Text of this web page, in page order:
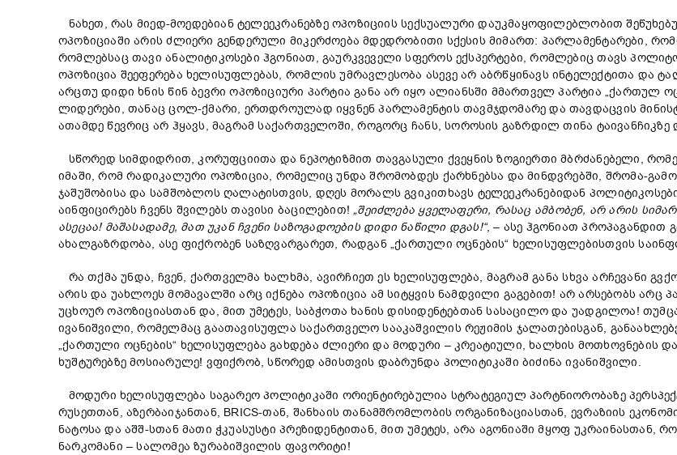
ნახეთ, რას მიედ-მოედებიან ტელეეკრანებზე ოპოზიციის სექსუალური დაუკმაყოფილებლობით
ოპოზიციაში არის ძლიერი გენდერული მიკერძოება მდედრობითი სქესის მიმართ: პარლამენტარები,
რომლებსაც თავი ანალიტიკოსები ჰგონიათ, გაურკვეველი სფეროს ექსპერტები, რომლებიც თავს
ოპოზიცია შეეფერება ხელისუფლებას, რომლის უმრავლესობა ასევე არ აბრწყინავს ინტელექტითა და
არცთუ დიდი ხნის წინ ბევრი ოპოზიციური პარტია განა არ იყო ალიანსში მმართველ პარტია „ქართულ
ლიდერები, თანაც ცოლ-ქმარი, ერთდროულად იყვნენ პარლამენტის თავმჯდომარე და თავდაცვის
ათამდე წევრიც არ ჰყავს, მაგრამ საქართველოში, როგორც ჩანს, სოროსის გაზრდილ თინა
სწორედ სიმდიდრით, კორუფციითა და ნეპოტიზმით თავგასული ქვეყნის ზოგიერთი მბრძანებელი,
იმაში, რომ რადიკალური ოპოზიცია, რომელიც უნდა შრომობდეს ქარხნებსა და მინდვრებში, შრომა-
ჯაშუშობისა და სამშობლოს ღალატისთვის, დღეს მორალს გვიკითხავს ტელეეკრანებიდან
აინფიცირებს ჩვენს შვილებს თავისი ბაცილებით!„შეიძლება ყველაფერი, რასაც ამბობენ, არ არის
ასეცაა! მაშასადამე, მათ უკან ჩვენი საზოგადოების დიდი ნაწილი დგას!“, – ასე ჰგონიათ პროპაგანდით
ახალგაზრდობა, ასე ფიქრობენ საზღვარგარეთ, რადგან „ქართული ოცნების“ ხელისუფლებისთვის
რა თქმა უნდა, ჩვენ, ქართველმა ხალხმა, ავირჩიეთ ეს ხელისუფლება, მაგრამ განა სხვა არჩევანი
არის და უახლოეს მომავალში არც იქნება ოპოზიცია ამ სიტყვის ნამდვილი გაგებით! არ არსებობს
უცხოურ ოპოზიციასთან და, მით უმეტეს, საბჭოთა ხანის დისიდენტებთან სასაცილო და უადგილოა!
ივანიშვილი, რომელმაც გაათავისუფლა საქართველო სააკაშვილის რეჟიმის ჯალათებისგან,
„ქართული ოცნების“ ხელისუფლება გახდება ძლიერი და მოდური – კრეატიული, ხალხის მოთხოვნების
ხუშტურებზე მოსიარულე! ვფიქრობ, სწორედ ამისთვის დაბრუნდა პოლიტიკაში ბიძინა ივანიშვილი.
მოდური ხელისუფლება საგარეო პოლიტიკაში ორიენტირებულია სტრატეგიულ პარტნიორობაზე
რუსეთთან, აზერბაიჯანთან, BRICS-თან, შანხაის თანამშრომლობის ორგანიზაციასთან, ევრაზიის
ნატოსა და აშშ-სთან მათი ჭკუასუსტი პრეზიდენტითან, მით უმეტეს, არა აგონიაში მყოფ უკრაინასთან,
ნარკომანი – სალომეა ზურაბიშვილის ფავორიტი!